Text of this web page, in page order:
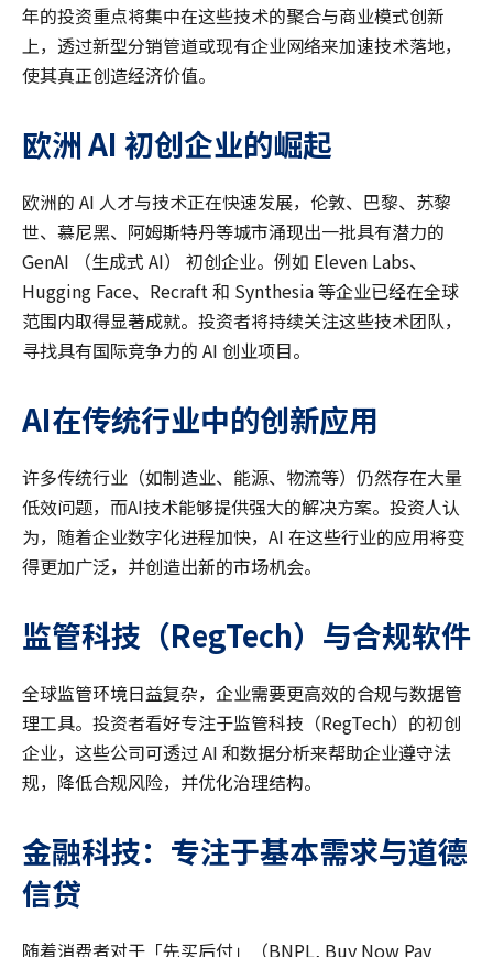
年的投资重点将集中在这些技术的聚合与商业模式创新
上，透过新型分销管道或现有企业网络来加速技术落地，
使其真正创造经济价值。
欧洲AI 初创企业的崛起
欧洲的 AI 人才与技术正在快速发展，伦敦、巴黎、苏黎
世、慕尼黑、阿姆斯特丹等城市涌现出一批具有潜力的
GenAI （生成式 AI） 初创企业。例如 Eleven Labs、
Hugging Face、Recraft 和 Synthesia 等企业已经在全球
范围内取得显著成就。投资者将持续关注这些技术团队，
寻找具有国际竞争力的 AI 创业项目。
AI在传统行业中的创新应用
许多传统行业（如制造业、能源、物流等）仍然存在大量
低效问题，而AI技术能够提供强大的解决方案。投资人认
为，随着企业数字化进程加快，AI 在这些行业的应用将变
得更加广泛，并创造出新的市场机会。
监管科技（RegTech）与合规软件
全球监管环境日益复杂，企业需要更高效的合规与数据管
理工具。投资者看好专注于监管科技（RegTech）的初创
企业，这些公司可透过 AI 和数据分析来帮助企业遵守法
规，降低合规风险，并优化治理结构。
金融科技：专注于基本需求与道德
信贷
随着消费者对于「先买后付」（BNPL, Buy Now Pay